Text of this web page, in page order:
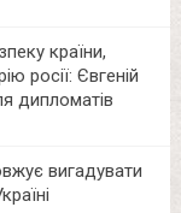
країни,
росії: Євгеній
дипломатів
вигадувати